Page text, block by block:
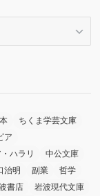
ちくま学芸文庫
ア
ハラリ
中公文庫
治明 副業
哲学
書店 岩波現代文庫